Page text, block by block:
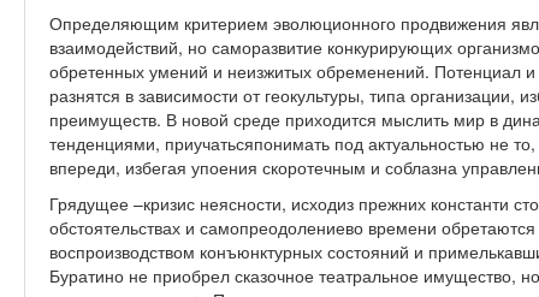
Определяющим критерием эволюционного продвижения
взаимодействий, но саморазвитие конкурирующих
обретенных умений и неизжитых обременений. Потенциал и
разнятся в зависимости от геокультуры, типа организации,
преимуществ. В новой среде приходится мыслить мир в
тенденциями, приучатьсяпонимать под актуальностью не
впереди, избегая упоения скоротечным и соблазна
Грядущее –кризис неясности, исходиз прежних константи
обстоятельствах и самопреодолениево времени
воспроизводством конъюнктурных состояний и
Буратино не приобрел сказочное театральное имущество,